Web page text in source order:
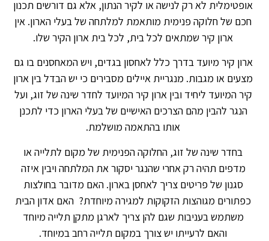
אופטימלית לא רק לנישה או לקיר הנתון, אלא גם דורשים תכנון
חכם של חלוקה פנימית מותאמת למלתחה של בעלי הארון. אין
ארון קיר שמתאים לכל בית, לכל בית ארון הקיר שלו.
ארון קיר מיועד בדרך כלל לאחסון בגדים, ויש המאחסנים בו גם
מצעים או מגבות. מנגריית איילים מסבירים כי יש הבדל בין ארון
קיר המיועד ליחיד ובין ארון קיר המיועד לחדר שינה של זוג, ועל
הנגר להבין מהם הצרכים האישיים של בעלי הארון כדי לתכנן
אותו בהתאמה מושלמת.
בחדר שינה של זוג, החלוקה הפנימית של מקום לתלייה או
מדפים תהיה רק אחרי שהנגר יסקור את המלתחה ויבין איזה
סגנון של פריטים צריך לאחסן בארון. האם מדובר בחולצות
כפתורים מגוהצות הזקוקות למגירה מיוחדת? האם אדון הבית
משתמש בעניבות שגם להן צריך לארגן מתקן תלייה מיוחד
והאם לרעייתו יש צורך במקום תלייה רחב במיוחד.